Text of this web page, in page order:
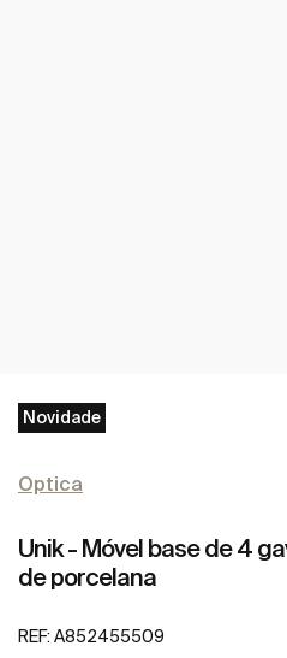
Novidade
Optica
Unik - Móvel base de 4
de porcelana
REF: A852455509